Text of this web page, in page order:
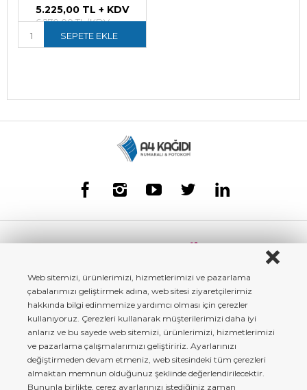
5.225,00 TL + KDV
6.270,00 TL (KDV
SEPETE EKLE
Web sitemizi, ürünlerimizi, hizmetlerimizi ve pazarlama
çabalarımızı geliştirmek adına, web sitesi ziyaretçilerimiz
hakkında bilgi edinmemize yardımcı olması için çerezler
kullanıyoruz. Çerezleri kullanarak müşterilerimizi daha iyi
anlarız ve bu sayede web sitemizi, ürünlerimizi, hizmetlerimizi
ve pazarlama çalışmalarımızı geliştiririz. Ayarlarınızı
değiştirmeden devam etmeniz, web sitesindeki tüm çerezleri
almaktan memnun olduğunuz şeklinde değerlendirilecektir.
Bununla birlikte, çerez ayarlarınızı istediğiniz zaman